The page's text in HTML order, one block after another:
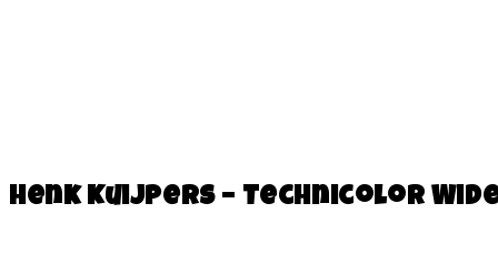
Henk Kuijpers – Technicolor